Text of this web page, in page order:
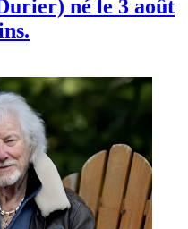
né le 3 août